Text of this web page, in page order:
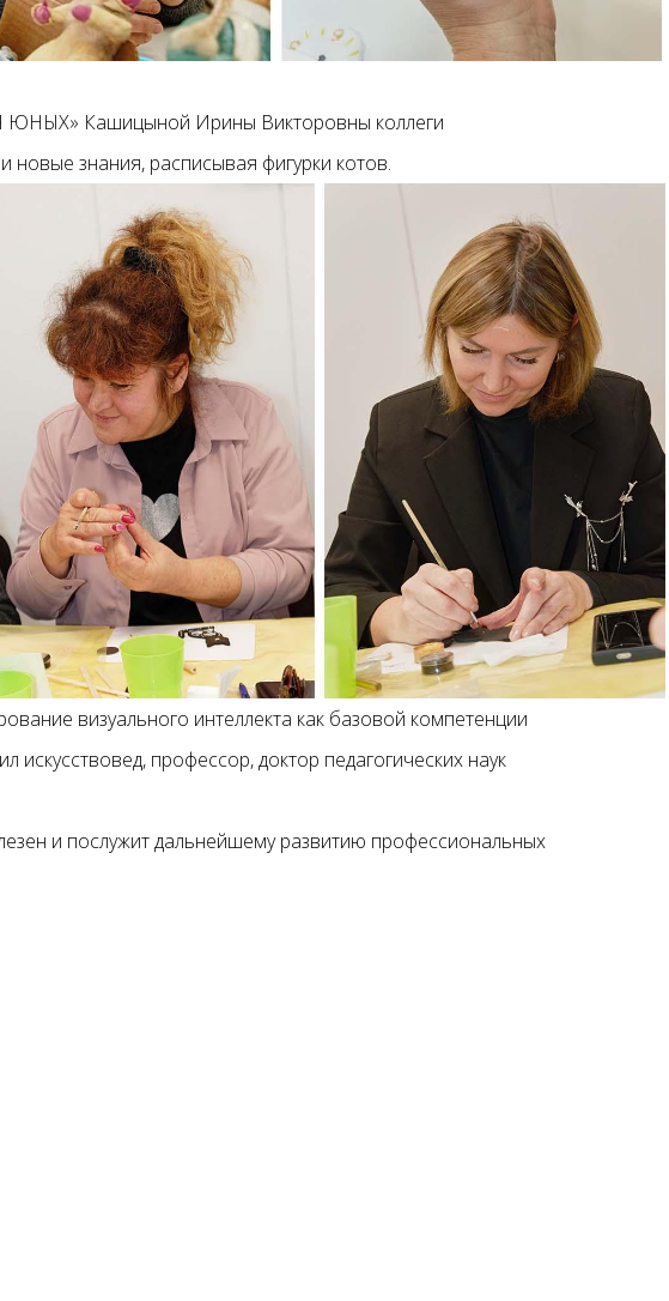
ЮНЫХ» Кашицыной Ирины Викторовны коллеги
знания, расписывая фигурки котов.
визуального интеллекта как базовой компетенции
профессор, доктор педагогических наук
и послужит дальнейшему развитию профессиональных